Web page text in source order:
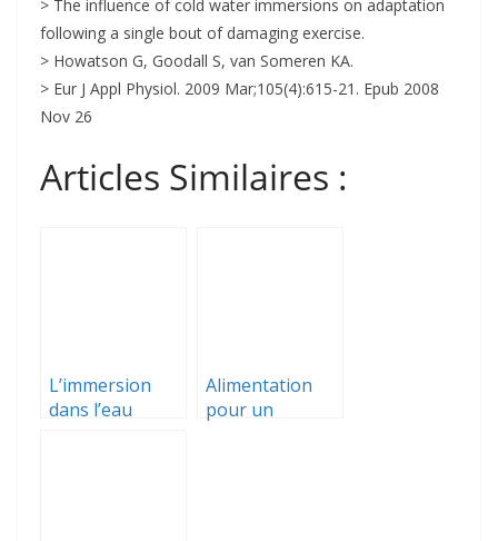
> The influence of cold water immersions on adaptation
following a single bout of damaging exercise.
> Howatson G, Goodall S, van Someren KA.
> Eur J Appl Physiol. 2009 Mar;105(4):615-21. Epub 2008
Nov 26
Articles Similaires :
L’immersion
dans l’eau
Alimentation
pour un